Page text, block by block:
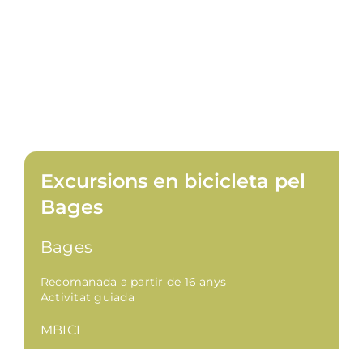
Excursions en bicicleta pel
Bages
Bages
Recomanada a partir de 16 anys
Activitat guiada
MBICI